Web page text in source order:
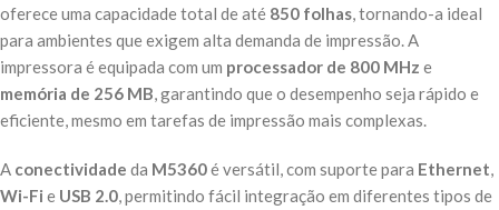
oferece uma capacidade total de até 850 folhas, tornando-a ideal
para ambientes que exigem alta demanda de impressão. A
impressora é equipada com um processador de 800 MHz e
memória de 256 MB, garantindo que o desempenho seja rápido e
eficiente, mesmo em tarefas de impressão mais complexas.
A conectividade da M5360é versátil, com suporte para Ethernet,
Wi-Fi e USB 2.0, permitindo fácil integração em diferentes tipos de